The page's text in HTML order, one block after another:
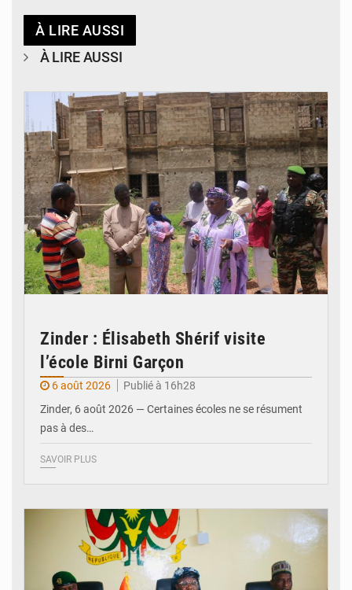
À LIRE AUSSI
À LIRE AUSSI
Zinder : Élisabeth Shérif visite
l’école Birni Garçon
6 août 2026
Publié à 16h28
Zinder, 6 août 2026 — Certaines écoles ne se résument
pas à des…
SAVOIR PLUS